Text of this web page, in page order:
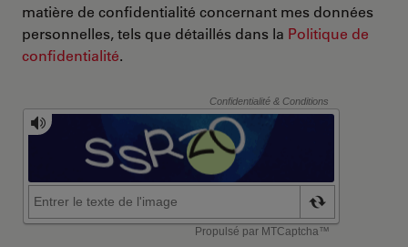
matière de confidentialité concernant mes données
personnelles, tels que détaillés dans la Politique de
confidentialité.